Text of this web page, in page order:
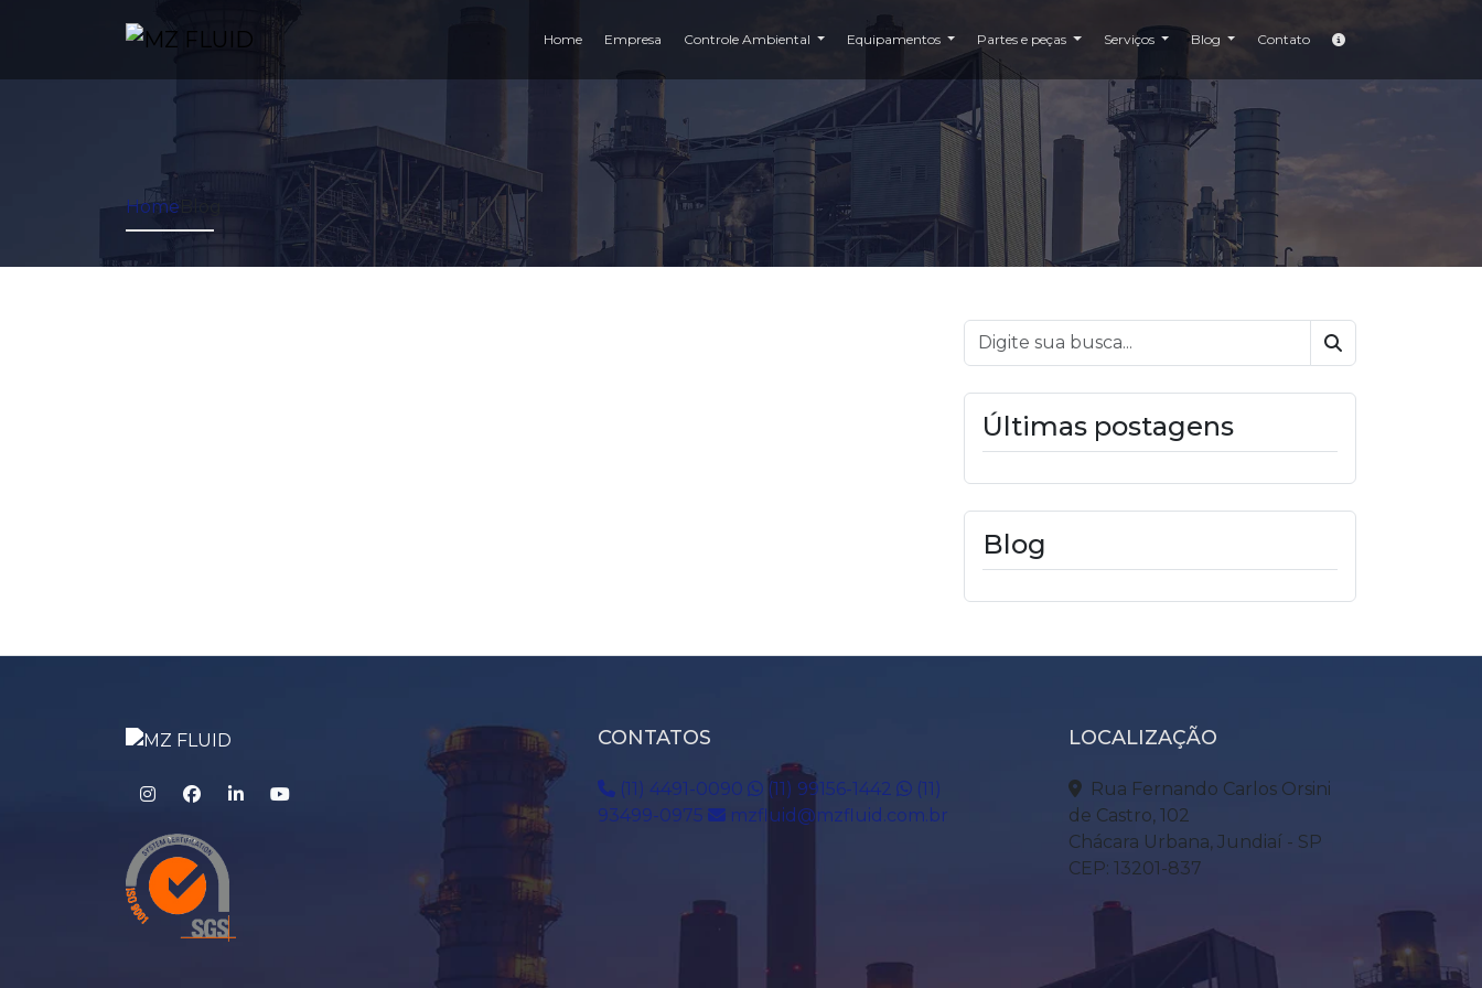
Home Empresa Controle Ambiental Equipamentos Partes e peças Serviços Blog Contato
Home
Buscar
Últimas postagens
Blog
CONTATOS
(11) 4491-0090 (11) 99156-1442
(11)
93499-0975
mzfluid@mzfluid.com.br
LOCALIZAÇÃO
Rua Fernando Carlos Orsini
de Castro, 102
Chácara Urbana, Jundiaí - SP
CEP: 13201-837